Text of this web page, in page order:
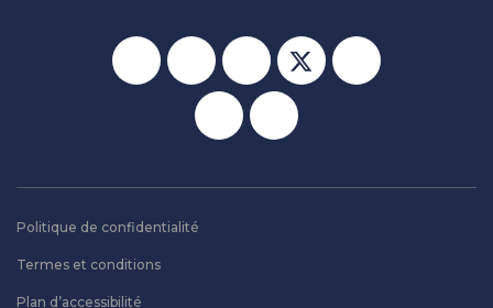
Réseaux sociaux
Politique de confidentialité
Termes et conditions
Plan d’accessibilité